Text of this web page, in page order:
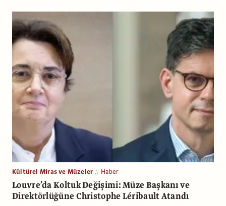
Kültürel Miras ve Müzeler Haber
Louvre’da Koltuk Değişimi: Müze Başkanı ve
Direktörlüğüne Christophe Léribault Atandı